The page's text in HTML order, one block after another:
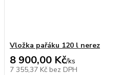
Vložka pařáku 120 l nerez
8 900,00 Kč/ks
7 355,37 Kč bez DPH